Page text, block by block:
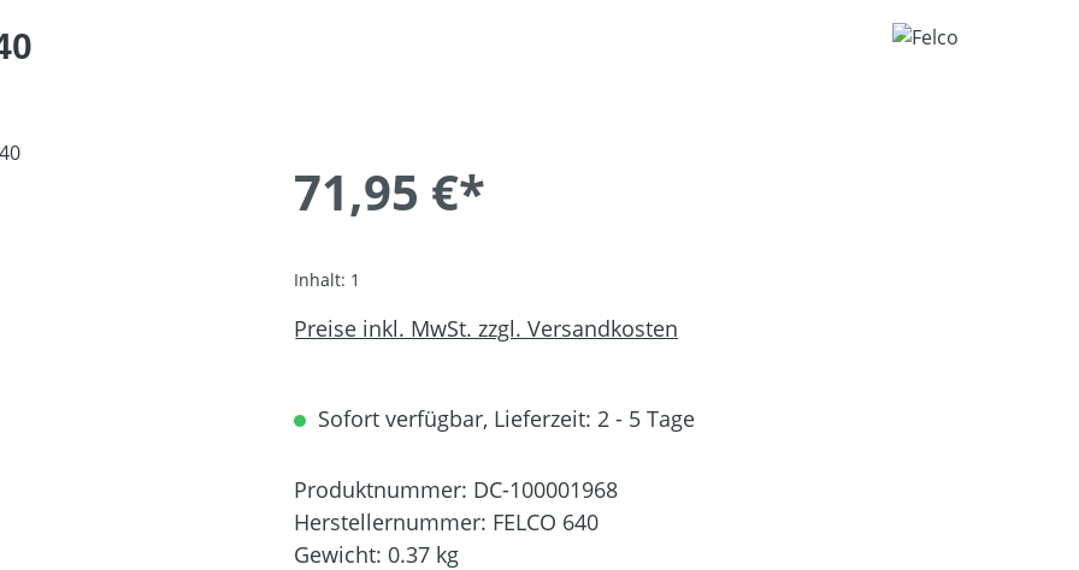
71,95 €*
Inhalt: 1
Preise inkl. MwSt. zzgl. Versandkosten
Sofort verfügbar, Lieferzeit: 2 - 5 Tage
Produktnummer: DC-100001968
Herstellernummer: FELCO 640
Gewicht: 0.37 kg